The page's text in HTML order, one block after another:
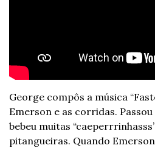
George compôs a música
Emerson e as corridas.
bebeu muitas
pitangueiras. Quando